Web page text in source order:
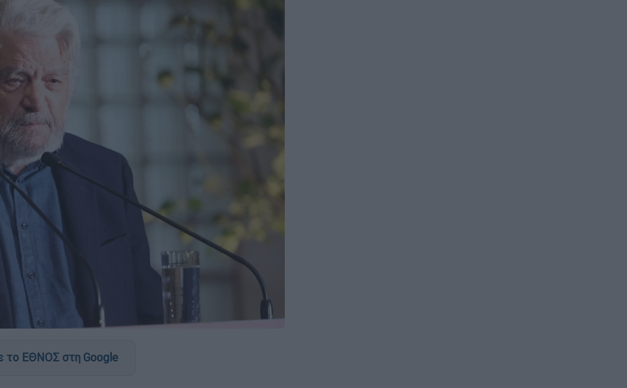
το ΕΘΝΟΣ στη Google